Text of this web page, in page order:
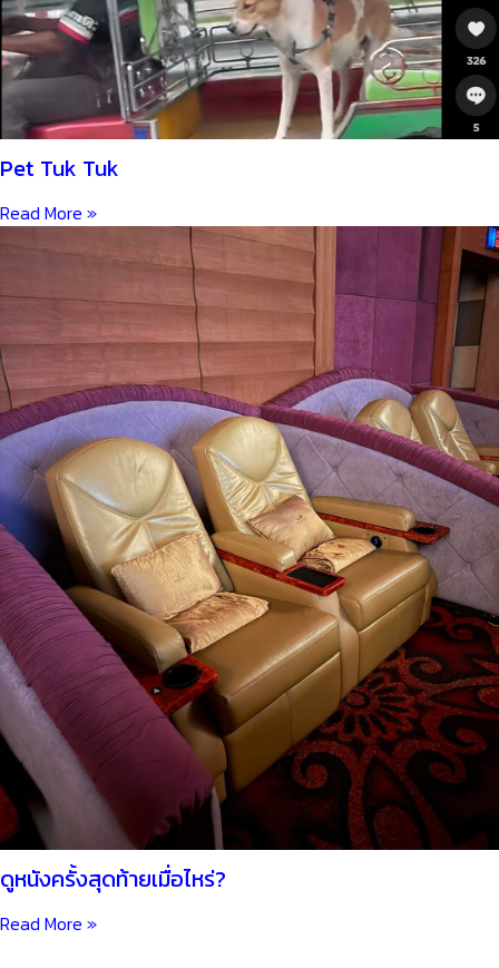
Pet Tuk Tuk
Read More »
ดูหนังครั้งสุดท้ายเมื่อไหร่?
Read More »